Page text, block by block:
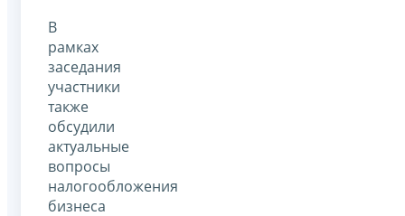
В
рамках
заседания
участники
также
обсудили
актуальные
вопросы
налогообложения
бизнеса